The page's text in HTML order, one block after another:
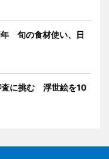
旬の食材使い、日
査に挑む 浮世絵を10